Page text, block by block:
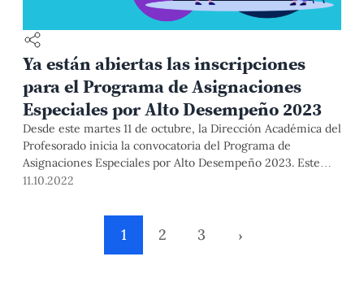
Ya están abiertas las inscripciones
para el Programa de Asignaciones
Especiales por Alto Desempeño 2023
Desde este martes 11 de octubre, la Dirección Académica del
Profesorado inicia la convocatoria del Programa de
Asignaciones Especiales por Alto Desempeño 2023. Este
reconoce el trabajo en investigación, investigación-
tiempo completo y contratados, mediante incentivos
económicos abiertos y concursables.
11.10.2022
1 2 3 ›